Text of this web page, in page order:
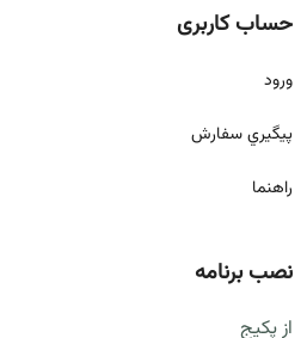
حساب کاربری
ورود
پيگيري سفارش
راهنما
نصب برنامه
از پکیج